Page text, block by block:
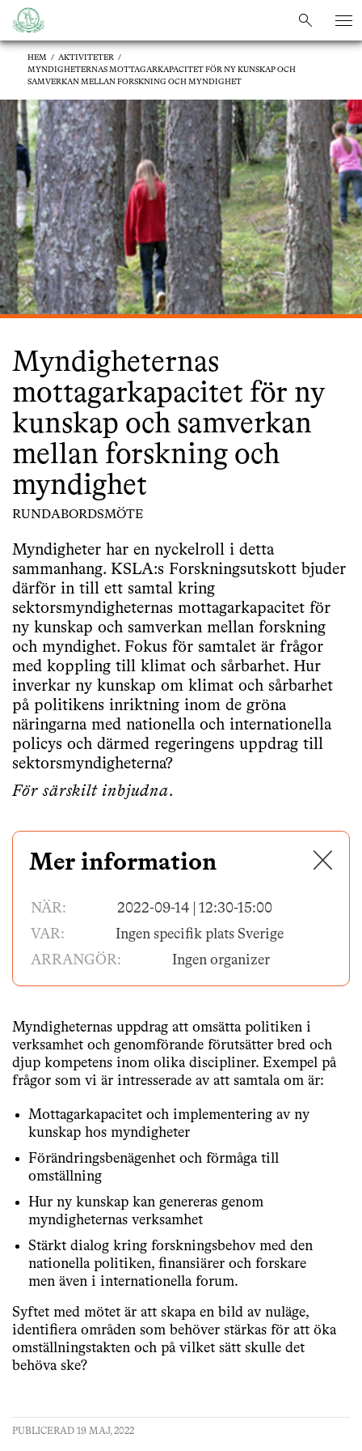
sök
sök
HEM / AKTIVITETER /
MYNDIGHETERNAS MOTTAGARKAPACITET FÖR NY KUNSKAP OCH
SAMVERKAN MELLAN FORSKNING OCH MYNDIGHET
Myndigheternas
mottagarkapacitet för ny
kunskap och samverkan
mellan forskning och
myndighet
RUNDABORDSMÖTE
Myndigheter har en nyckelroll i detta
sammanhang. KSLA:s Forskningsutskott bjuder
därför in till ett samtal kring
sektorsmyndigheternas mottagarkapacitet för
ny kunskap och samverkan mellan forskning
och myndighet. Fokus för samtalet är frågor
med koppling till klimat och sårbarhet. Hur
inverkar ny kunskap om klimat och sårbarhet
på politikens inriktning inom de gröna
näringarna med nationella och internationella
policys och därmed regeringens uppdrag till
sektorsmyndigheterna?
För särskilt inbjudna.
✕
Mer information
NÄR:
2022-09-14 | 12:30-15:00
VAR:
Ingen specifik plats Sverige
ARRANGÖR:
Ingen organizer
Myndigheternas uppdrag att omsätta politiken i
verksamhet och genomförande förutsätter bred och
djup kompetens inom olika discipliner. Exempel på
frågor som vi är intresserade av att samtala om är:
Mottagarkapacitet och implementering av ny
kunskap hos myndigheter
Förändringsbenägenhet och förmåga till
omställning
Hur ny kunskap kan genereras genom
myndigheternas verksamhet
Stärkt dialog kring forskningsbehov med den
nationella politiken, finansiärer och forskare
men även i internationella forum.
Syftet med mötet är att skapa en bild av nuläge,
identifiera områden som behöver stärkas för att öka
omställningstakten och på vilket sätt skulle det
behöva ske?
PUBLICERAD 19 MAJ, 2022